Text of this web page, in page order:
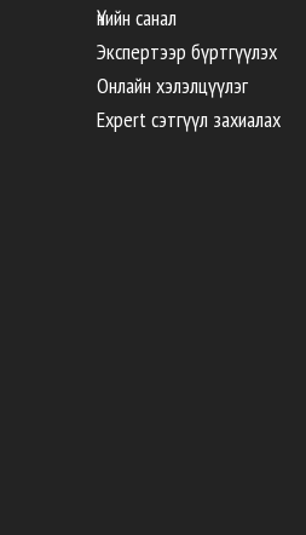
Үнийн санал
Экспертээр бүртгүүлэх
Онлайн хэлэлцүүлэг
Expert сэтгүүл захиалах